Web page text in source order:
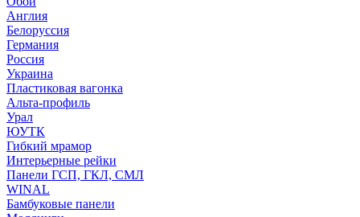
Англия
Белоруссия
Германия
Россия
Украина
Пластиковая вагонка
Альта-профиль
Урал
ЮУТК
Гибкий мрамор
Интерьерные рейки
Панели ГСП, ГКЛ, СМЛ
WINAL
Бамбуковые панели